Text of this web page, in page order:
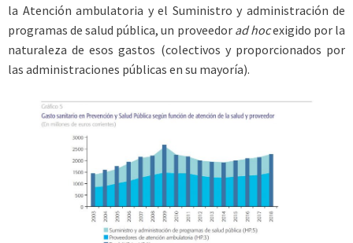
la Atención ambulatoria y el Suministro y administración de
programas de salud pública, un proveedor ad hocexigido por la
naturaleza de esos gastos (colectivos y proporcionados por
las administraciones públicas en su mayoría).